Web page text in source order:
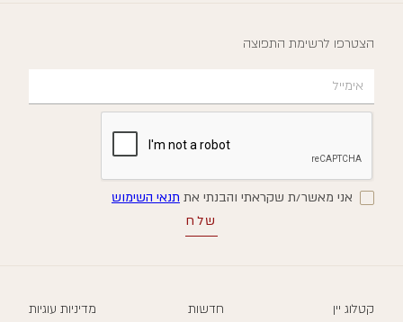
הצטרפו לרשימת התפוצה
אני מאשר/ת שקראתי והבנתי את תנאי השימוש
קטלוג יין חדשות מדיניות עוגיות